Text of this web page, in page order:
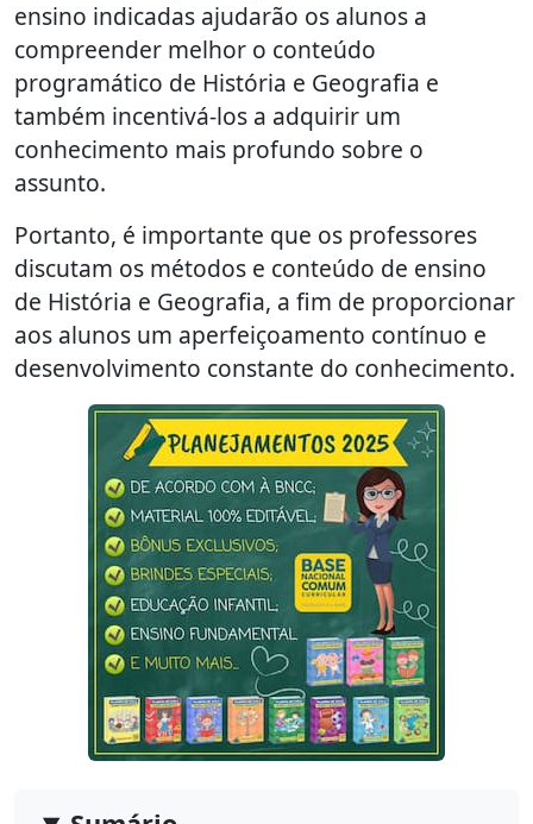
ensino indicadas ajudarão os alunos a
compreender melhor o conteúdo
programático de História e Geografia e
também incentivá-los a adquirir um
conhecimento mais profundo sobre o
assunto.
Portanto, é importante que os professores
discutam os métodos e conteúdo de ensino
de História e Geografia, a fim de proporcionar
aos alunos um aperfeiçoamento contínuo e
desenvolvimento constante do conhecimento.